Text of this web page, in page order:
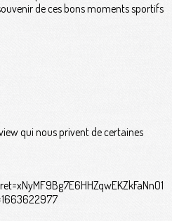
de ces bons moments sportifs
qui nous privent de certaines